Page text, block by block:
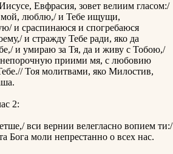
Евфрасия, зовет велиим гласом:/
люблю,/ и Тебе ищущи,
и сраспинаюся и спогребаюся
и стражду Тебе ради, яко да
и умираю за Тя, да и живу с Тобою,/
непорочную приими мя, с любовию
Тоя молитвами, яко Милостив,
2:
вси вернии велегласно вопием ти:/
Бога моли непрестанно о всех нас.